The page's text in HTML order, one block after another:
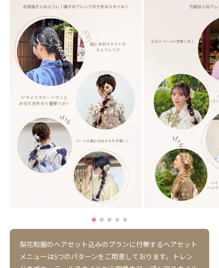
梨花和服のヘアセット込みのプランに付帯するヘアセット
メニューは5つのパターンをご用意しております。トレン